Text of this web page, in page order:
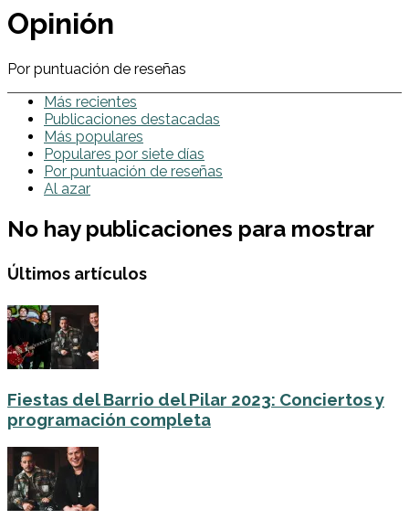
Opinión
Por puntuación de reseñas
Más recientes
Publicaciones destacadas
Más populares
Populares por siete días
Por puntuación de reseñas
Al azar
No hay publicaciones para mostrar
Últimos artículos
Fiestas del Barrio del Pilar 2023: Conciertos y
programación completa